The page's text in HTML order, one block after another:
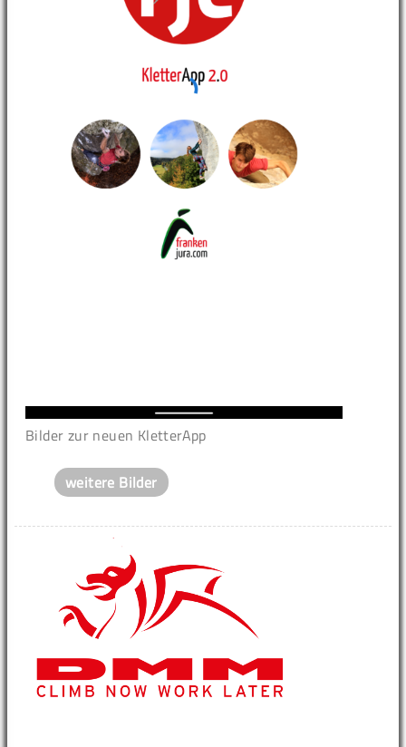
Bilder zur neuen KletterApp
weitere Bilder